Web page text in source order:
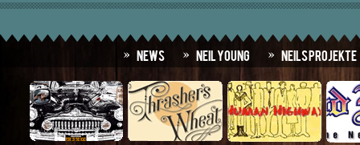
News Neil Young Neils Projekte